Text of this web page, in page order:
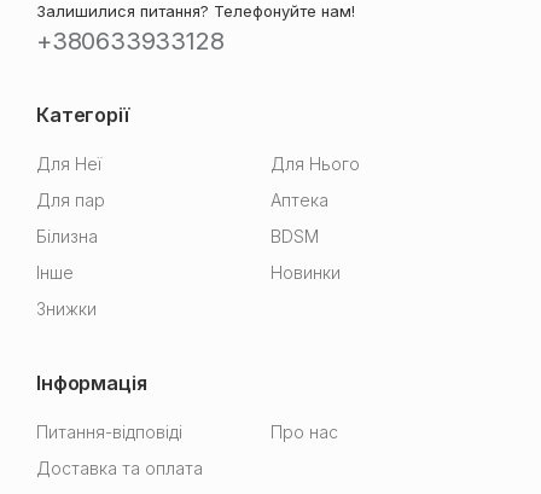
Залишилися питання? Телефонуйте нам!
+380633933128
Категорії
Для Неї
Для Нього
Для пар
Аптека
Білизна
BDSM
Інше
Новинки
Знижки
Інформація
Питання-відповіді
Про нас
Доставка та оплата